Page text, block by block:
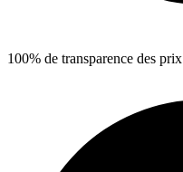
100% de transparence des prix